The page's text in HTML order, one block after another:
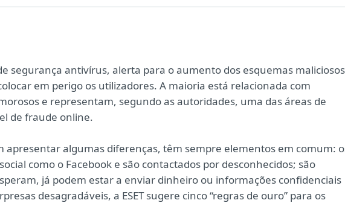
segurança antivírus, alerta para o aumento dos esquemas maliciosos
em perigo os utilizadores. A maioria está relacionada com
e representam, segundo as autoridades, uma das áreas de
de fraude online.
apresentar algumas diferenças, têm sempre elementos em comum:
como o Facebook e são contactados por desconhecidos; são
já podem estar a enviar dinheiro ou informações confidenciais
desagradáveis, a ESET sugere cinco “regras de ouro” para os